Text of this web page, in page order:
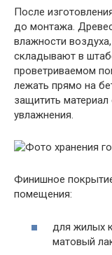
После
до монтажа.
влажности
складывают в
проветриваемом
лежать прямо на
защитить
увлажнения.
Финишное
помещения:
для жилых
матовый